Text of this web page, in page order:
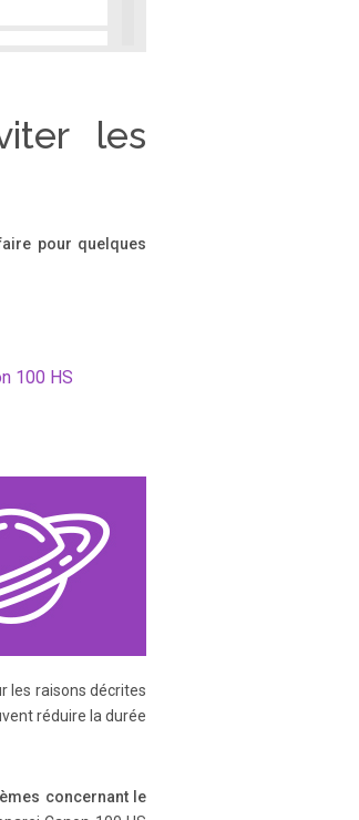
on) ....
Functi on
les
pour quelques
100 HS
les raisons décrites
réduire la durée
concernant le